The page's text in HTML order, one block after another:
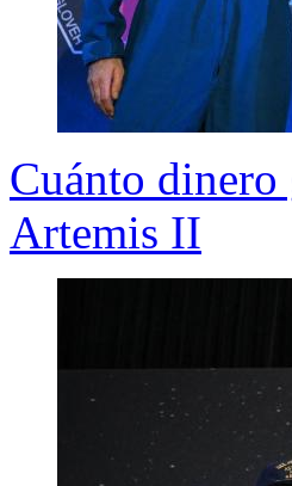
Cuánto dinero
Artemis II